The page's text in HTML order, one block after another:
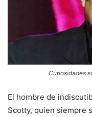
Curiosidades
El hombre de
Scotty, quien siempre